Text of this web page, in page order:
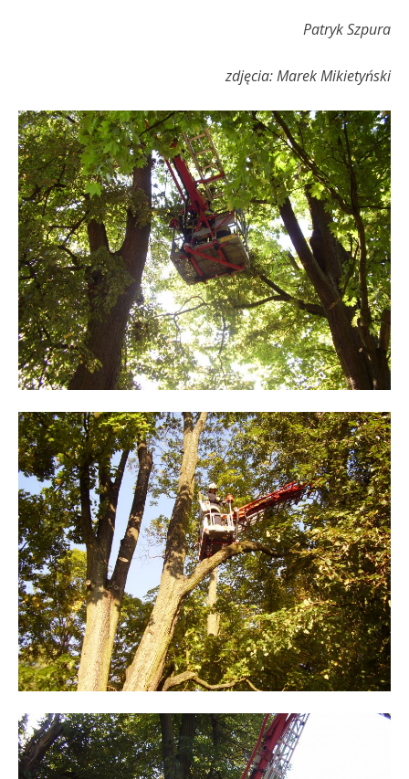
Patryk Szpura
zdjęcia: Marek Mikietyński